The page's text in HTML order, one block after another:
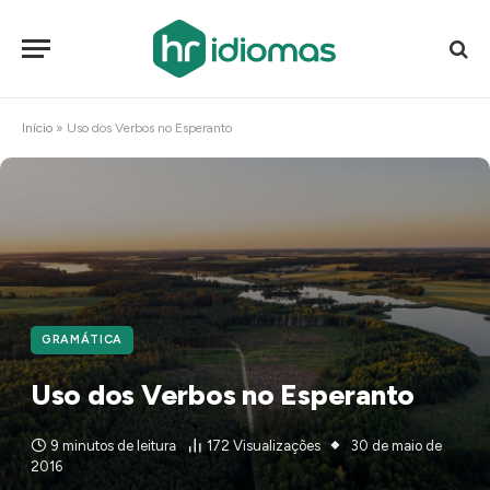
Início » Uso dos Verbos no Esperanto
GRAMÁTICA
Uso dos Verbos no Esperanto
9 minutos de leitura 172 Visualizações
30 de maio de
2016